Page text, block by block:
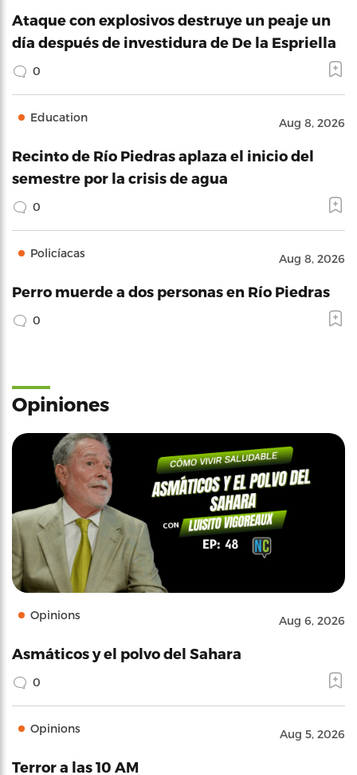
Ataque con explosivos destruye un peaje un
día después de investidura de De la Espriella
0
Education Aug 8, 2026
Recinto de Río Piedras aplaza el inicio del
semestre por la crisis de agua
0
Policíacas Aug 8, 2026
Perro muerde a dos personas en Río Piedras
0
Opiniones
Opinions Aug 6, 2026
Asmáticos y el polvo del Sahara
0
Opinions Aug 5, 2026
Terror a las 10 AM